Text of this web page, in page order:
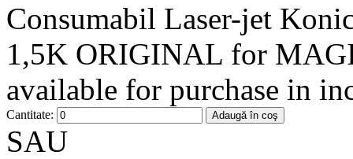
Consumabil Laser-jet
1,5K ORIGINAL for
available for purchase in
Cantitate: Adaugă în coş
SAU